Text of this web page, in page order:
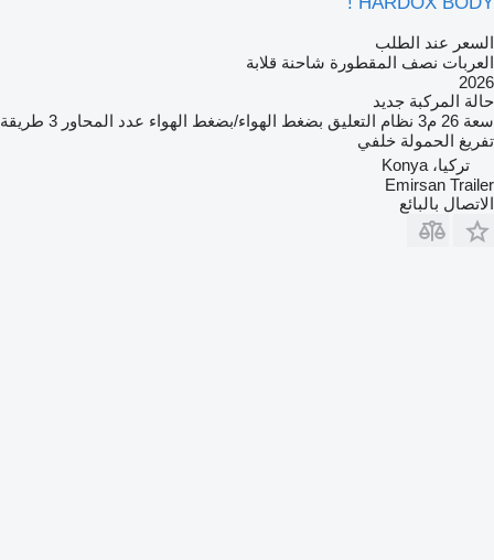
السعر عند الطلب
العربات نصف المقطورة شاحنة قلابة
2026
حالة المركبة جديد
سعة 26 م3 نظام التعليق بضغط الهواء/بضغط الهواء عدد المحاور 3 طريقة
تفريغ الحمولة خلفي
تركيا، Konya
Emirsan Trailer
الاتصال بالبائع